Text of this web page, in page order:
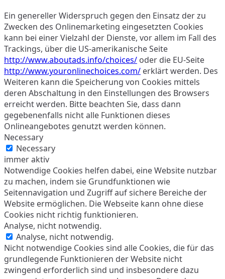
Ein genereller Widerspruch gegen den Einsatz der zu
Zwecken des Onlinemarketing eingesetzten Cookies
kann bei einer Vielzahl der Dienste, vor allem im Fall des
Trackings, über die US-amerikanische Seite
http://www.aboutads.info/choices/ oder die EU-Seite
http://www.youronlinechoices.com/ erklärt werden. Des
Weiteren kann die Speicherung von Cookies mittels
deren Abschaltung in den Einstellungen des Browsers
erreicht werden. Bitte beachten Sie, dass dann
gegebenenfalls nicht alle Funktionen dieses
Onlineangebotes genutzt werden können.
Necessary
Necessary
immer aktiv
Notwendige Cookies helfen dabei, eine Website nutzbar
zu machen, indem sie Grundfunktionen wie
Seitennavigation und Zugriff auf sichere Bereiche der
Website ermöglichen. Die Webseite kann ohne diese
Cookies nicht richtig funktionieren.
Analyse, nicht notwendig.
Analyse, nicht notwendig.
Nicht notwendige Cookies sind alle Cookies, die für das
grundlegende Funktionieren der Website nicht
zwingend erforderlich sind und insbesondere dazu